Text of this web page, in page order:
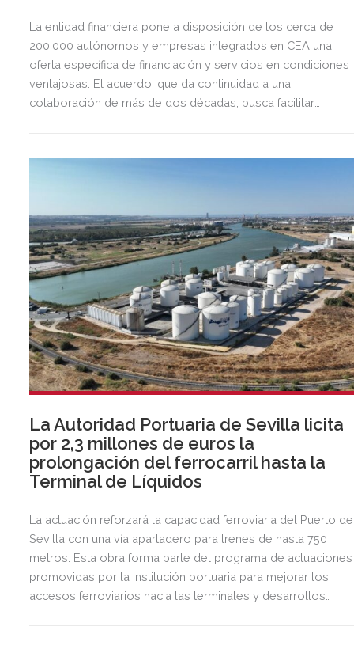
La entidad financiera pone a disposición de los cerca de
200.000 autónomos y empresas integrados en CEA una
oferta específica de financiación y servicios en condiciones
ventajosas. El acuerdo, que da continuidad a una
colaboración de más de dos décadas, busca facilitar
Unicaja a empresas, pymes y autónomos, uno de los
La Autoridad Portuaria de Sevilla licita
por 2,3 millones de euros la
prolongación del ferrocarril hasta la
Terminal de Líquidos
La actuación reforzará la capacidad ferroviaria del Puerto de
Sevilla con una vía apartadero para trenes de hasta 750
metros. Esta obra forma parte del programa de actuaciones
promovidas por la Institución portuaria para mejorar los
accesos ferroviarios hacia las terminales y desarrollos